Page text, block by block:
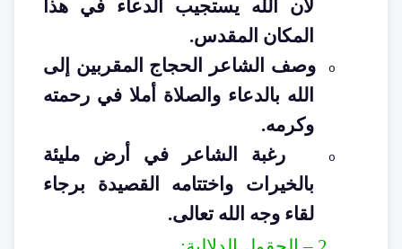
لأن الله يستجيب الدعاء في هذا
المكان المقدس.
o
وصف الشاعر الحجاج المقربين إلى
الله بالدعاء والصلاة أملا في رحمته
وكرمه.
o
رغبة الشاعر في أرض مليئة
بالخيرات واختتامه القصيدة برجاء
لقاء وجه الله تعالى.